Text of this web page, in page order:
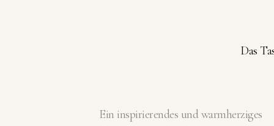
Das
Ein inspirierendes und warmherziges